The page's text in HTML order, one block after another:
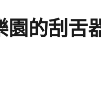
園的刮舌